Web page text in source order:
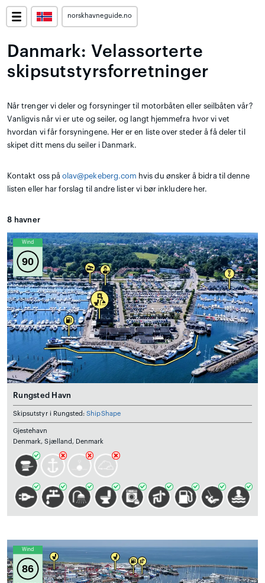
norskhavneguide.no
Danmark: Velassorterte
skipsutstyrsforretninger
Når trenger vi deler og forsyninger til motorbåten eller seilbåten vår?
Vanligvis når vi er ute og seiler, og langt hjemmefra hvor vi vet
hvordan vi får forsyningene. Her er en liste over steder å få deler til
skipet ditt mens du seiler i Danmark.
Kontakt oss på olav@pekeberg.com hvis du ønsker å bidra til denne
listen eller har forslag til andre lister vi bør inkludere her.
8 havner
Wind
90
Rungsted Havn
Skipsutstyr i Rungsted:ShipShape
Gjestehavn
Denmark, Sjælland, Denmark
Wind
86